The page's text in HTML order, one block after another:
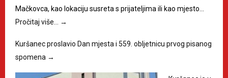
Mačkovca, kao lokaciju susreta s prijateljima ili kao mjesto…
Pročitaj više…
→
Kuršanec proslavio Dan mjesta i 559. obljetnicu prvog pisanog
spomena →